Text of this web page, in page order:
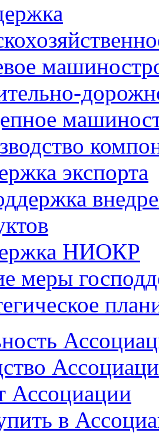
экспорта
НИОКР
меры
Ассоциации
в